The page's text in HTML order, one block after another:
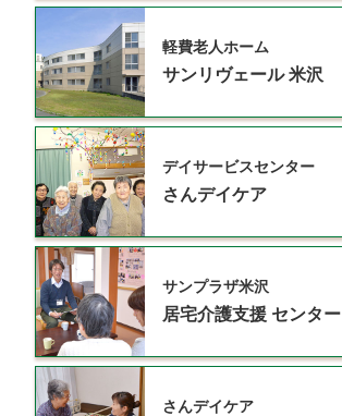
軽費老人ホーム
サンリヴェール米沢
デイサービスセンター
さんデイケア
サンプラザ米沢
居宅介護支援センター
さんデイケア